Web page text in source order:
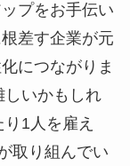
プをお手伝い
差す企業が元
につながりま
しいかもしれ
1人を雇え
取り組んでい